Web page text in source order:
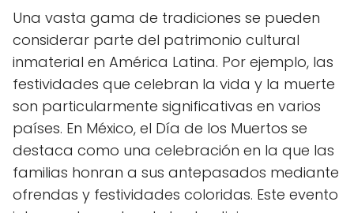
Una vasta gama de tradiciones se pueden
considerar parte del patrimonio cultural
inmaterial en América Latina. Por ejemplo, las
festividades que celebran la vida y la muerte
son particularmente significativas en varios
países. En México, el Día de los Muertos se
destaca como una celebración en la que las
familias honran a sus antepasados mediante
ofrendas y festividades coloridas. Este evento